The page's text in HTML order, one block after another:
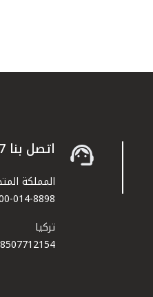
اتصل بنا 24/7 "الخدمة الهاتفية" 1803333
المملكة
014-8898
تركيا